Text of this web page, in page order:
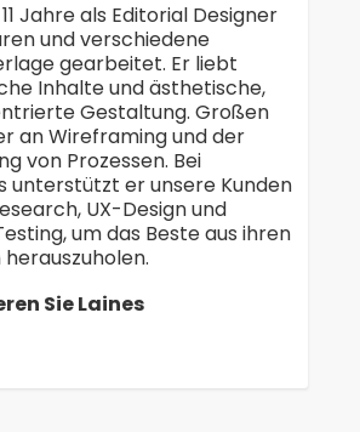
Jahre als Editorial Designer
und verschiedene
gearbeitet. Er liebt
Inhalte und ästhetische,
Gestaltung. Großen
an Wireframing und der
von Prozessen. Bei
unterstützt er unsere Kunden
UX-Design und
um das Beste aus ihren
Sie Laines